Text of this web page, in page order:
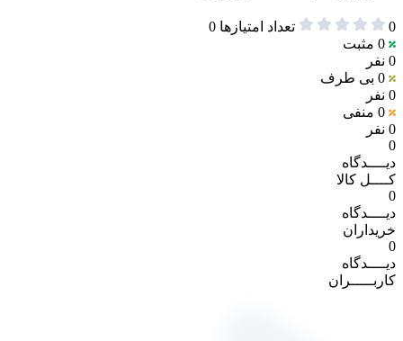
0 تعداد امتیازها 0
0 مثبت
0 نفر
0 بی طرف
0 نفر
0 منفی
0 نفر
0
دیــــدگاه
کــــل کالا
0
دیــــدگاه
خریداران
0
دیــــدگاه
کاربـــــران